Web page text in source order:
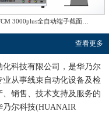
3000plus全自动端子截面…
查看更多
科技有限公司，是华乃尔
从事线束自动化设备及检
销售、技术支持及服务的
乃尔科技(HUANAIR